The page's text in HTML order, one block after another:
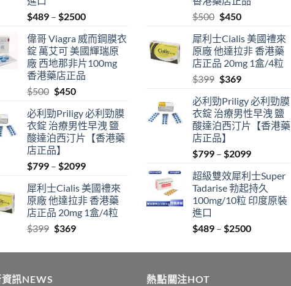
$489 – $2500Price
$489
through
$2500
偉哥 Viagra 威而鋼膜衣
錠 萬艾可 美國輝瑞原
廠 西地那非片100mg
香港藥店正品
$500 Original
was:
$500.
$450Current
is:
$450.
必利勁Priligy 必利勁膜
衣錠 治療男性早洩 鹽
酸達泊西汀片【香港藥
店正品】
$799 – $2099Price
$799
through
$2099
犀利士Cialis 美國禮來
原廠 他達拉非 香港藥
店正品 20mg 1盒/4粒
$399 Original
was:
$369Current
is:
$500 Original
was:
$500.
$450Current
is:
$450.
犀利士Cialis 美國禮來
原廠 他達拉非 香港藥
店正品 20mg 1盒/4粒
$399 Original
was:
$399.
$369Current
is:
$369.
必利勁Priligy 必利勁膜
衣錠 治療男性早洩 鹽
酸達泊西汀片【香港藥
店正品】
$799 – $2099Price
$799
through
$2099
超級雙效犀利士Super
Tadarise 勃起持久
100mg/10粒 印度原裝
進口
$489 – $2500Price
$489
訊NEWS 熱點關注HOT